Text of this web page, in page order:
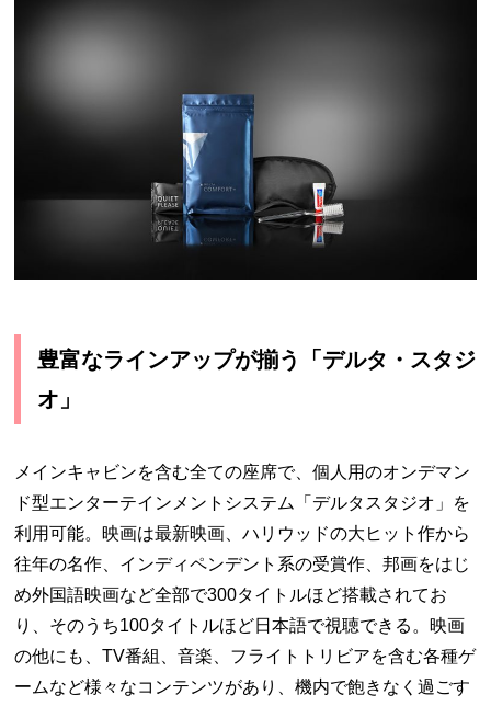
豊富なラインアップが揃う「デルタ・スタジ
オ」
メインキャビンを含む全ての座席で、個人用のオンデマン
ド型エンターテインメントシステム「デルタスタジオ」を
利用可能。映画は最新映画、ハリウッドの大ヒット作から
往年の名作、インディペンデント系の受賞作、邦画をはじ
め外国語映画など全部で300タイトルほど搭載されてお
り、そのうち100タイトルほど日本語で視聴できる。映画
の他にも、TV番組、音楽、フライトトリビアを含む各種ゲ
ームなど様々なコンテンツがあり、機内で飽きなく過ごす